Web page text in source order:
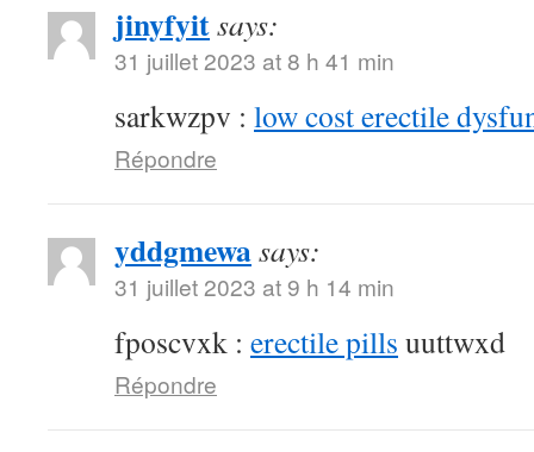
jinyfyitsays:
31 juillet 2023 at 8 h 41 min
sarkwzpv : low cost erectile
Répondre
yddgmewasays:
31 juillet 2023 at 9 h 14 min
fposcvxk : erectile pills uuttwxd
Répondre